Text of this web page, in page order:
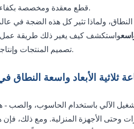
قطع معقدة ومخصصة بكفاءة ملحوظة.
تصميم المنتجات وإنتاجها وتوزيعها.
ثلاثية الأبعاد واسعة النطاق